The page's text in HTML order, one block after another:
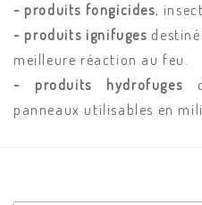
- produits fongicides,
- produits ignifuges
meilleure réaction au feu.
- produits hydrofuges
panneaux utilisables en